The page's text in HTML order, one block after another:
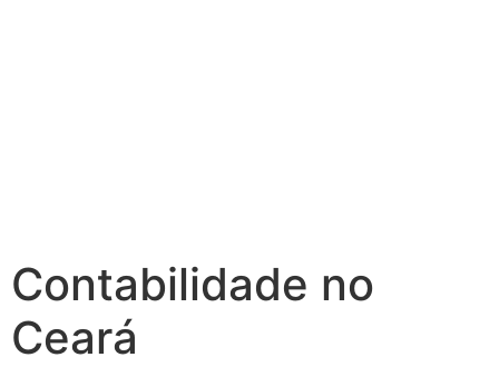
Contabilidade no
Ceará